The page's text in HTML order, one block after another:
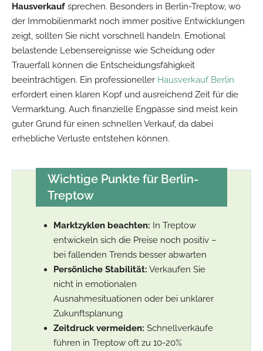
Hausverkauf sprechen. Besonders in Berlin-Treptow, wo
der Immobilienmarkt noch immer positive Entwicklungen
zeigt, sollten Sie nicht vorschnell handeln. Emotional
belastende Lebensereignisse wie Scheidung oder
Trauerfall können die Entscheidungsfähigkeit
beeinträchtigen. Ein professioneller Hausverkauf Berlin
erfordert einen klaren Kopf und ausreichend Zeit für die
Vermarktung. Auch finanzielle Engpässe sind meist kein
guter Grund für einen schnellen Verkauf, da dabei
erhebliche Verluste entstehen können.
Wichtige Punkte für Berlin-
Treptow
Marktzyklen beachten: In Treptow
entwickeln sich die Preise noch positiv –
bei fallenden Trends besser abwarten
Persönliche Stabilität: Verkaufen Sie
nicht in emotionalen
Ausnahmesituationen oder bei unklarer
Zukunftsplanung
Zeitdruck vermeiden: Schnellverkäufe
führen in Treptow oft zu 10-20%